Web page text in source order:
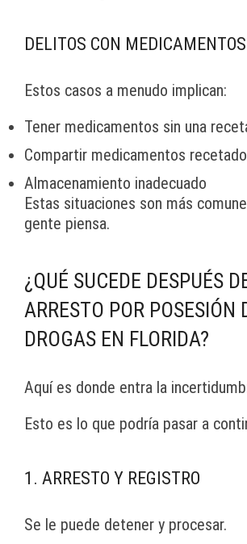
DELITOS CON
Estos casos a menudo implican:
Tener medicamentos sin una
Compartir medicamentos
Almacenamiento inadecuado
Estas situaciones son más
gente piensa.
¿QUÉ SUCEDE DESPUÉS
ARRESTO POR POSESIÓN
DROGAS EN FLORIDA?
Aquí es donde entra la
Esto es lo que podría pasar a
1. ARRESTO Y REGISTRO
Se le puede detener y procesar.